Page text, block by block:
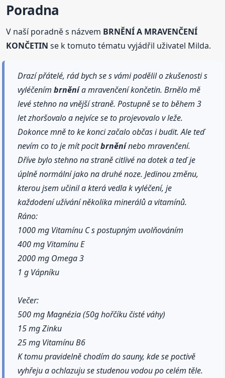
Poradna
V naší poradně s názvem BRNĚNÍ A MRAVENČENÍ
KONČETIN se k tomuto tématu vyjádřil uživatel Milda.
Drazí přátelé, rád bych se s vámi podělil o zkušenosti s
vyléčenímbrněnía mravenčení končetin. Brnělo mě
levé stehno na vnější straně. Postupně se to během 3
let zhoršovalo a nejvíce se to projevovalo v leže.
Dokonce mně to ke konci začalo občas i budit. Ale teď
nevím co to je mít pocitbrněnínebo mravenčení.
Dříve bylo stehno na straně citlivé na dotek a teď je
úplně normální jako na druhé noze. Jedinou změnu,
kterou jsem učinil a která vedla k vyléčení, je
každodení užívání několika minerálů a vitamínů.
Ráno:
1000 mg Vitamínu C s postupným uvolňováním
400 mg Vitamínu E
2000 mg Omega 3
1 g Vápníku
Večer:
500 mg Magnézia (50g hořčíku čisté váhy)
15 mg Zinku
25 mg Vitamínu B6
K tomu pravidelně chodím do sauny, kde se poctivě
vyhřeju a ochlazuju se studenou vodou po celém těle.